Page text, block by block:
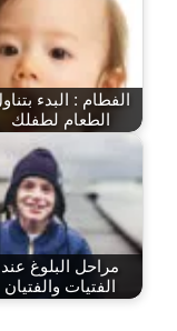
الفطام : البدء
الطعام لطفلك
مراحل البلوغ عند
الفتيات والفتيان